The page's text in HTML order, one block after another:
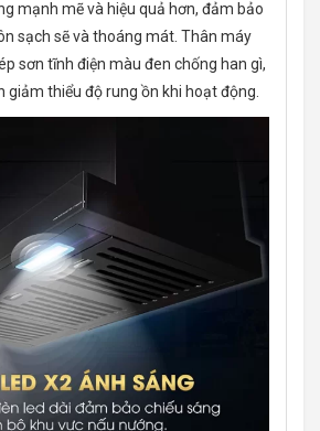
mạnh mẽ và hiệu quả hơn, đảm bảo
sạch sẽ và thoáng mát. Thân máy
sơn tĩnh điện màu đen chống han gì,
giảm thiểu độ rung ồn khi hoạt động.